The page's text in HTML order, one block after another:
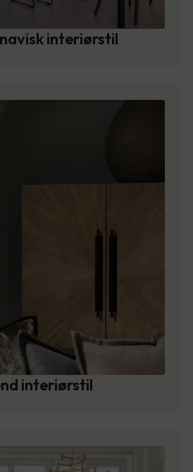
interiørstil
interiørstil